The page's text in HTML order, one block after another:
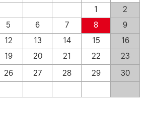
1
2
5 6 7 8
9
12 13 14 15
16
19 20 21 22
23
26 27 28 29
30